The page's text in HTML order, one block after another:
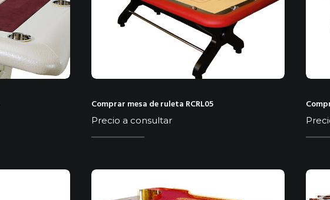
Comprar mesa de ruleta RCRL05
Precio a consultar